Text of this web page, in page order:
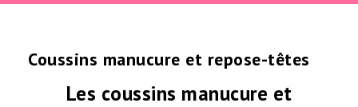
Coussins manucure et repose-têtes
Les coussins manucure et